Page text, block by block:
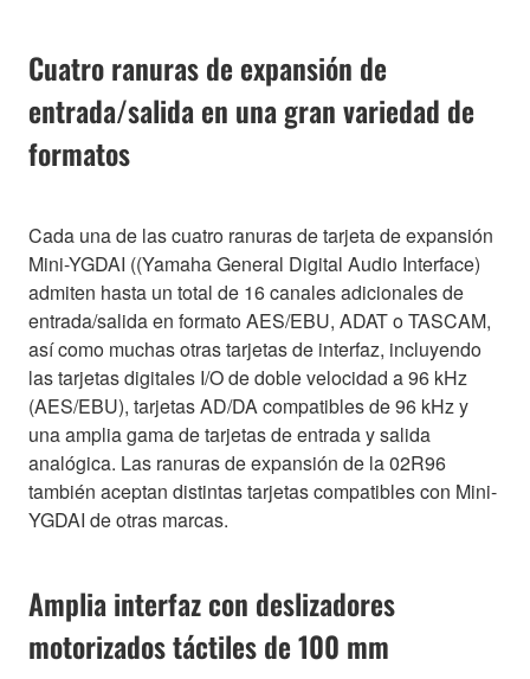
Cuatro ranuras de expansión de
entrada/salida en una gran variedad de
formatos
Cada una de las cuatro ranuras de tarjeta de expansión
Mini-YGDAI ((Yamaha General Digital Audio Interface)
admiten hasta un total de 16 canales adicionales de
entrada/salida en formato AES/EBU, ADAT o TASCAM,
así como muchas otras tarjetas de interfaz, incluyendo
las tarjetas digitales I/O de doble velocidad a 96 kHz
(AES/EBU), tarjetas AD/DA compatibles de 96 kHz y
una amplia gama de tarjetas de entrada y salida
analógica. Las ranuras de expansión de la 02R96
también aceptan distintas tarjetas compatibles con Mini-
YGDAI de otras marcas.
Amplia interfaz con deslizadores
motorizados táctiles de 100 mm